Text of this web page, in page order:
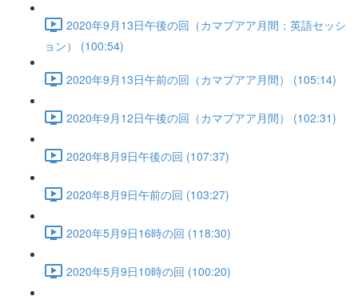
2020年9月13日午後の回（カマプアア月間：英語セッシ
ョン） (100:54)
2020年9月13日午前の回（カマプアア月間） (105:14)
2020年9月12日午後の回（カマプアア月間） (102:31)
2020年8月9日午後の回 (107:37)
2020年8月9日午前の回 (103:27)
2020年5月9日16時の回 (118:30)
2020年5月9日10時の回 (100:20)